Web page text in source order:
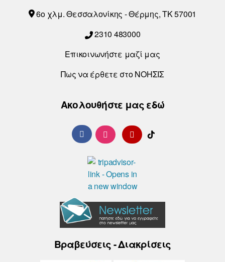
6o χλμ. Θεσσαλονίκης - Θέρμης, ΤΚ 57001
2310 483000
Επικοινωνήστε μαζί μας
Πως να έρθετε στο ΝΟΗΣΙΣ
Ακολουθήστε μας εδώ
Βραβεύσεις - Διακρίσεις